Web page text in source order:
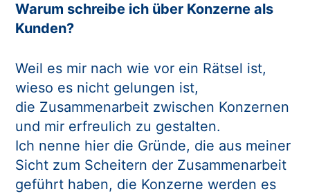
Warum schreibe ich über Konzerne als
Kunden?
Weil es mir nach wie vor ein Rätsel ist,
wieso es nicht gelungen ist,
die Zusammenarbeit zwischen Konzernen
und mir erfreulich zu gestalten.
Ich nenne hier die Gründe, die aus meiner
Sicht zum Scheitern der Zusammenarbeit
geführt haben, die Konzerne werden es